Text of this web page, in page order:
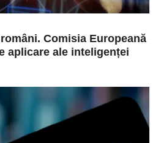
Comisia Europeană
aplicare ale inteligenței
Schimbările fac referire